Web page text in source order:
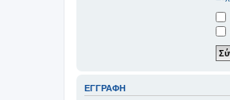
ΕΓΓΡΑΦΉ